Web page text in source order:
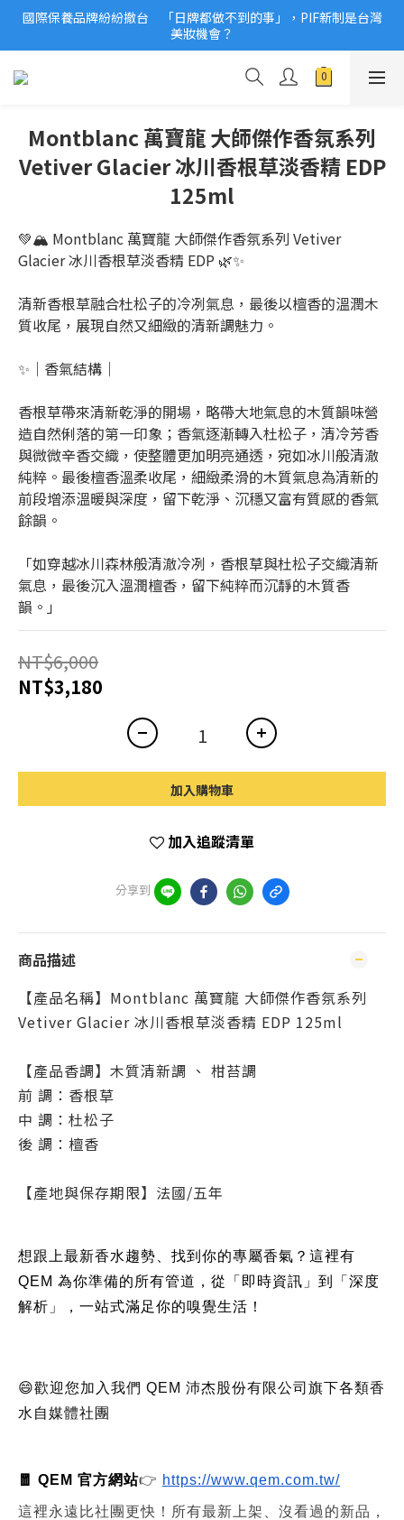
2026美妝小樣、試用品變少？PIF化妝品身分證7月上路！消費者
必懂5觀念
國際保養品牌紛紛撤台　「日牌都做不到的事」，PIF新制是台灣
美妝機會？
2026美妝小樣、試用品變少？PIF化妝品身分證7月上路！消費者
Montblanc 萬寶龍 大師傑作香氛系列
Vetiver Glacier 冰川香根草淡香精 EDP
125ml
💚🏔️ Montblanc 萬寶龍 大師傑作香氛系列 Vetiver
Glacier 冰川香根草淡香精 EDP 🌿✨
清新香根草融合杜松子的冷冽氣息，最後以檀香的溫潤木
質收尾，展現自然又細緻的清新調魅力。
✨｜香氣結構｜
香根草帶來清新乾淨的開場，略帶大地氣息的木質韻味營
造自然俐落的第一印象；香氣逐漸轉入杜松子，清冷芳香
與微微辛香交織，使整體更加明亮通透，宛如冰川般清澈
純粹。最後檀香溫柔收尾，細緻柔滑的木質氣息為清新的
前段增添溫暖與深度，留下乾淨、沉穩又富有質感的香氣
餘韻。
「如穿越冰川森林般清澈冷冽，香根草與杜松子交織清新
氣息，最後沉入溫潤檀香，留下純粹而沉靜的木質香
韻。」
NT$6,000
NT$3,180
加入購物車
加入追蹤清單
分享到
商品描述
【產品名稱】Montblanc 萬寶龍 大師傑作香氛系列
Vetiver Glacier 冰川香根草淡香精 EDP 125ml
【產品香調】木質清新調 、 柑苔調
前 調：香根草
中 調：杜松子
後 調：檀香
【產地與保存期限】法國/五年
想跟上最新香水趨勢、找到你的專屬香氣？這裡有
QEM 為你準備的所有管道，從「即時資訊」到「深度
解析」，一站式滿足你的嗅覺生活！
😄歡迎您加入我們 QEM 沛杰股份有限公司旗下各類香
水自媒體社團
🧧 QEM 官方網站👉 https://www.qem.com.tw/
這裡永遠比社團更快！所有最新上架、沒看過的新品，